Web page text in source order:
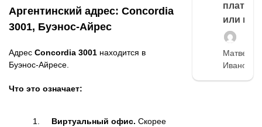
Аргентинский адрес: Concordia
3001, Буэнос-Айрес
Адрес Concordia 3001 находится в
Буэнос-Айресе.
Что это означает:
Виртуальный офис. Скорее
платить
или
Матвей
Иванов